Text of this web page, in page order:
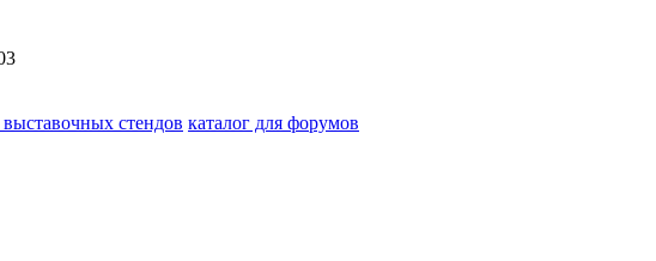
стендов каталог для форумов